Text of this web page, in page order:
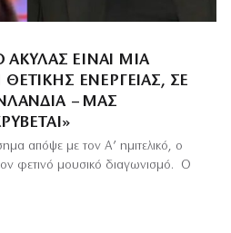
ΑΚΎΛΑΣ ΕΊΝΑΙ ΜΙΑ
ΕΝΈΡΓΕΙΑΣ, ΣΕ
– ΜΑΣ
απόψε με τον Α’ ημιτελικό, ο
φετινό μουσικό διαγωνισμό. Ο